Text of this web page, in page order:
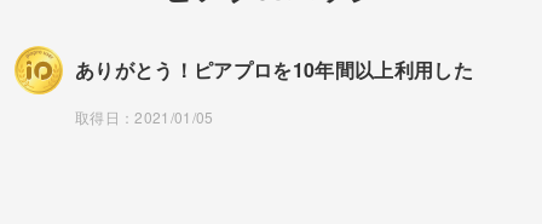
ありがとう！ピアプロを10年間以上利用した
取得日：2021/01/05